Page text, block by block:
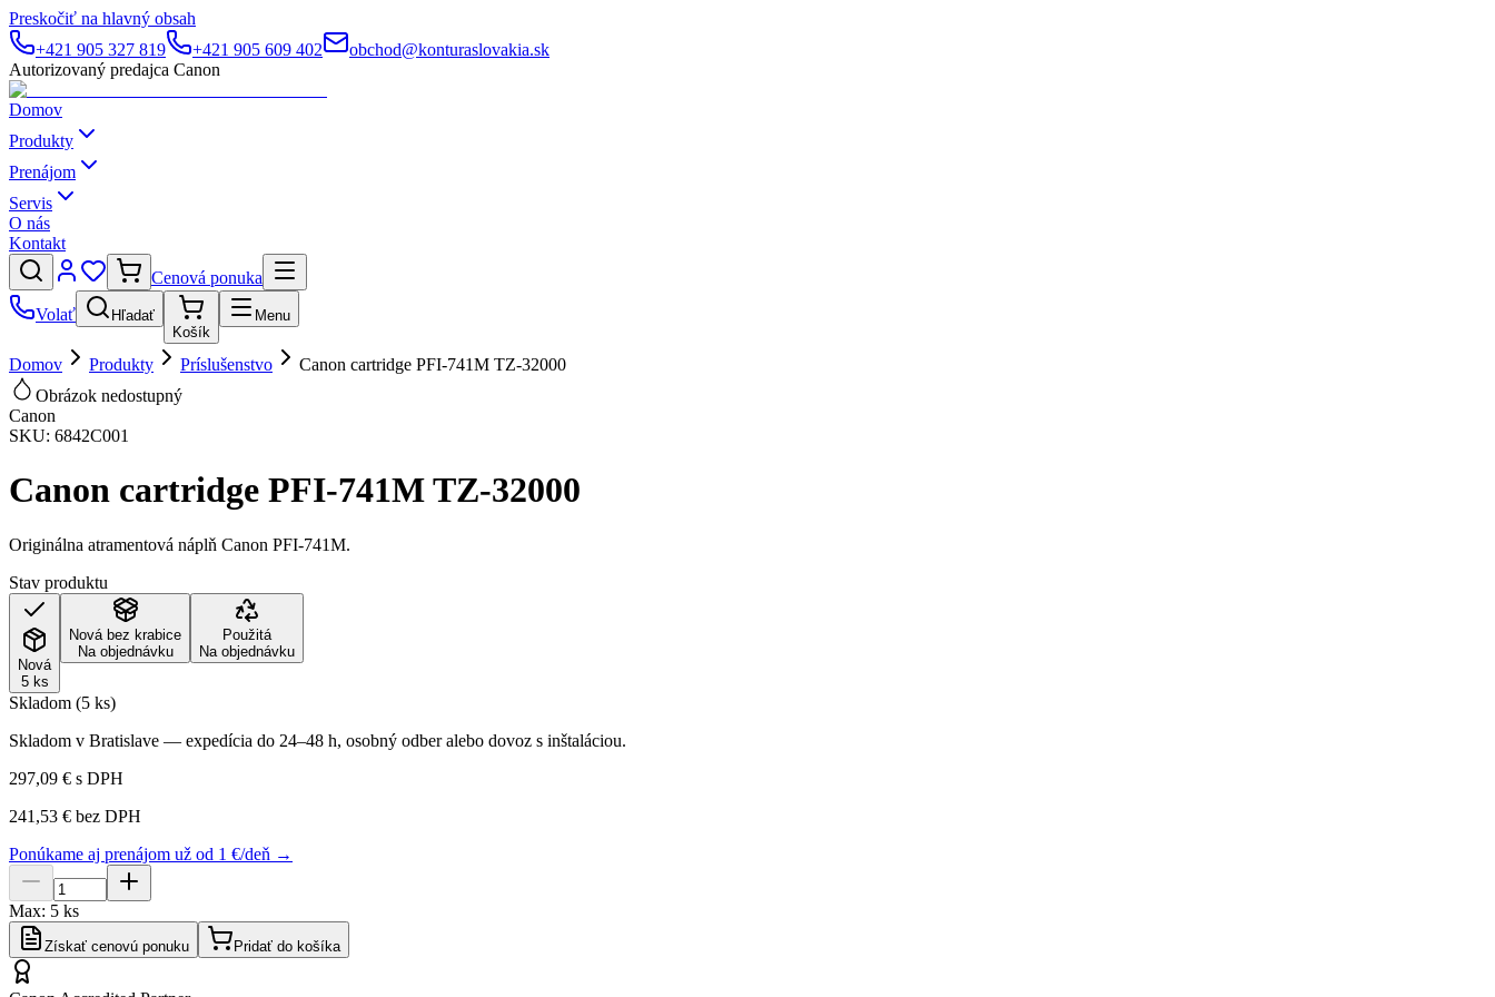
Preskočiť na hlavný obsah
+421 905 327 819
+421 905 609 402
obchod@konturaslovakia.sk
Autorizovaný predajca Canon
Domov
Produkty
Prenájom
Servis
O nás
Kontakt
Cenová ponuka
Volať
Hľadať
Košík
Menu
Domov Produkty Príslušenstvo
Canon cartridge PFI-741M TZ-32000
Obrázok nedostupný
Canon
SKU: 6842C001
Canon cartridge PFI-741M TZ-32000
Originálna atramentová náplň Canon PFI-741M.
Stav produktu
Nová
5 ks
Nová bez krabice
Na objednávku
Použitá
Na objednávku
Skladom (5 ks)
Skladom v Bratislave — expedícia do 24–48 h, osobný odber alebo dovoz s inštaláciou.
297,09 € s DPH
241,53 € bez DPH
Ponúkame aj prenájom už od 1 €/deň →
Max: 5 ks
Získať cenovú ponuku Pridať do košíka